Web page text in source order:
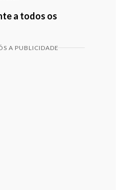
a todos os
A PUBLICIDADE